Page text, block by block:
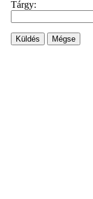
Tárgy:
Küldés Mégse